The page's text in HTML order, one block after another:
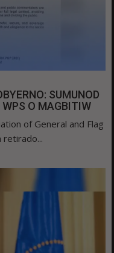
SUMUNOD
O MAGBITIW
of General and Flag
retirado...